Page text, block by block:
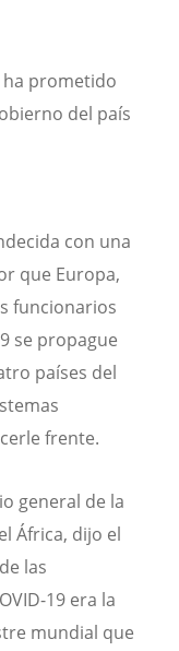
ha prometido
del país
con una
que Europa,
funcionarios
se propague
países del
frente.
general de la
África, dijo el
las
19 era la
mundial que